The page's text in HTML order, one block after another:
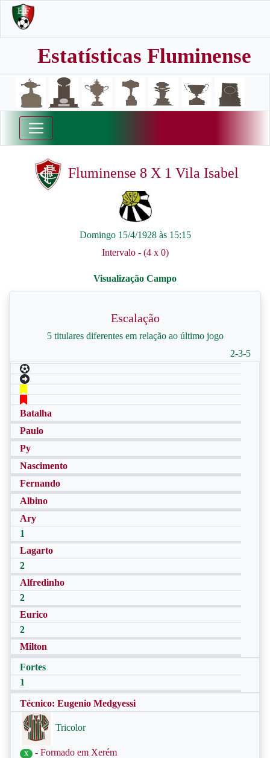
Estatísticas Fluminense
Fluminense 8 X 1 Vila Isabel
Domingo 15/4/1928 às 15:15
Intervalo - (4 x 0)
Escalação
5 titulares diferentes em relação ao último jogo
2-3-5
Batalha
Paulo
Py
Nascimento
Fernando
Albino
Ary
1
Lagarto
2
Alfredinho
2
Eurico
2
Milton
Fortes
1
Técnico: Eugenio Medgyessi
Tricolor
X - Formado em Xerém